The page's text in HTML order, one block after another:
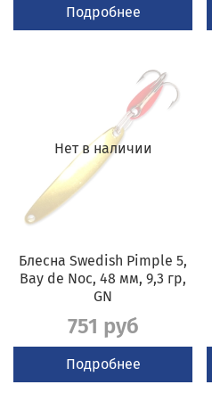
Подробнее
Нет в наличии
Блесна Swedish Pimple 5,
Bay de Noc, 48 мм, 9,3 гр,
GN
751 руб
Подробнее